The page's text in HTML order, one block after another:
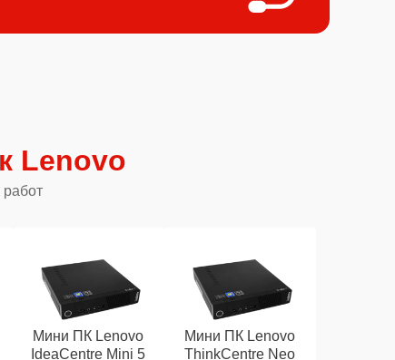
Lenovo
работ
Мини ПК Lenovo
IdeaCentre Mini 5
Мини ПК Lenovo
ThinkCentre Neo